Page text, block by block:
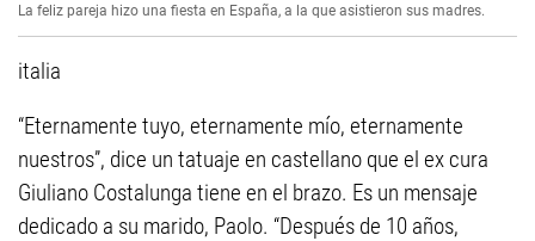
La feliz pareja hizo una fiesta en España, a la que asistieron sus madres.
italia
“Eternamente tuyo, eternamente mío, eternamente
nuestros”, dice un tatuaje en castellano que el ex cura
Giuliano Costalunga tiene en el brazo. Es un mensaje
dedicado a su marido, Paolo. “Después de 10 años,